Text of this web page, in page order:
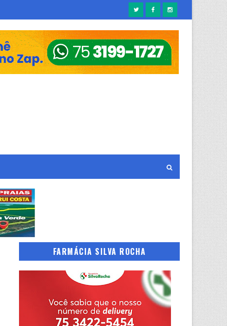
FARMÁCIA SILVA ROCHA